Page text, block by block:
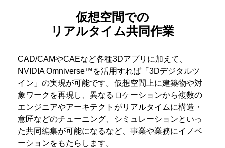
仮想空間での
リアルタイム共同作業
CAD/CAMやCAEなど各種3Dアプリに加えて、
NVIDIA Omniverse™を活用すれば「3Dデジタルツ
イン」の実現が可能です。仮想空間上に建築物や対
象ワークを再現し、異なるロケーションから複数の
エンジニアやアーキテクトがリアルタイムに構造・
意匠などのチューニング、シミュレーションといっ
た共同編集が可能になるなど、事業や業務にイノベ
ーションをもたらします。